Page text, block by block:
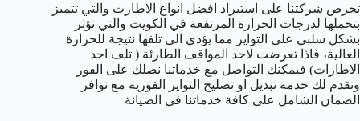
تحرص شركتنا على استيراد افضل انواع الاطارت والتي تتميز
بتحملها لدرجات الحرارة المرتفعة في الكويت والتي تؤثر
بشكل سلبي على التواير مما يؤدي الى تلفها نتيجة للحرارة
العالية، فاذا تعرضت لاحد المواقف الطارئة ( تلف احد
الاطارات) فيمكنك التواصل مع خدماتنا نصلك على الفور
ونقدم لك خدمة تبديل او تصليح التواير الفورية مع توافر
الضمان الشامل على كافة خدماتنا في الصيانة